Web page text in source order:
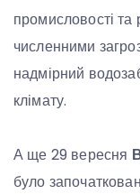
промисловості та
численними
надмірний
клімату.
А ще 29 вересня
було